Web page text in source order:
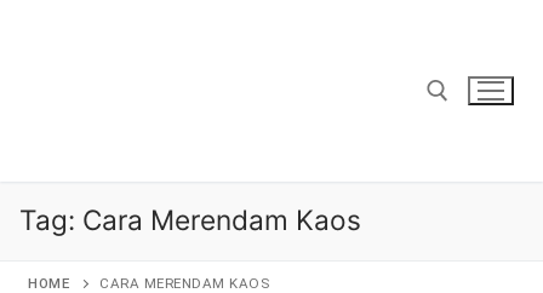
Tag: Cara Merendam Kaos
HOME CARA MERENDAM KAOS